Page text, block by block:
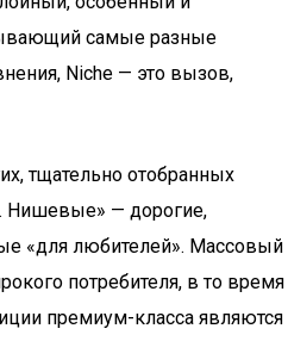
самые разные
Niche — это вызов,
тщательно отобранных
Нишевые» — дорогие,
«для любителей». Массовый
потребителя, в то время
премиум-класса являются